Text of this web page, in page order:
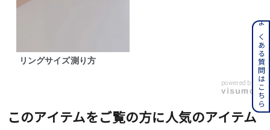
リングサイズ測り方
powered by
このアイテムをご覧の方に人気のアイテム
よくある質問はこちら